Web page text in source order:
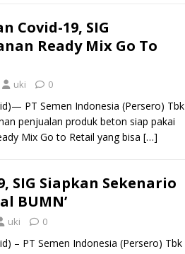
Covid-19, SIG
Ready Mix Go To
uki 0
PT Semen Indonesia (Persero) Tbk
penjualan produk beton siap pakai
Mix Go to Retail yang bisa […]
SIG Siapkan Sekenario
BUMN’
uki 0
– PT Semen Indonesia (Persero) Tbk